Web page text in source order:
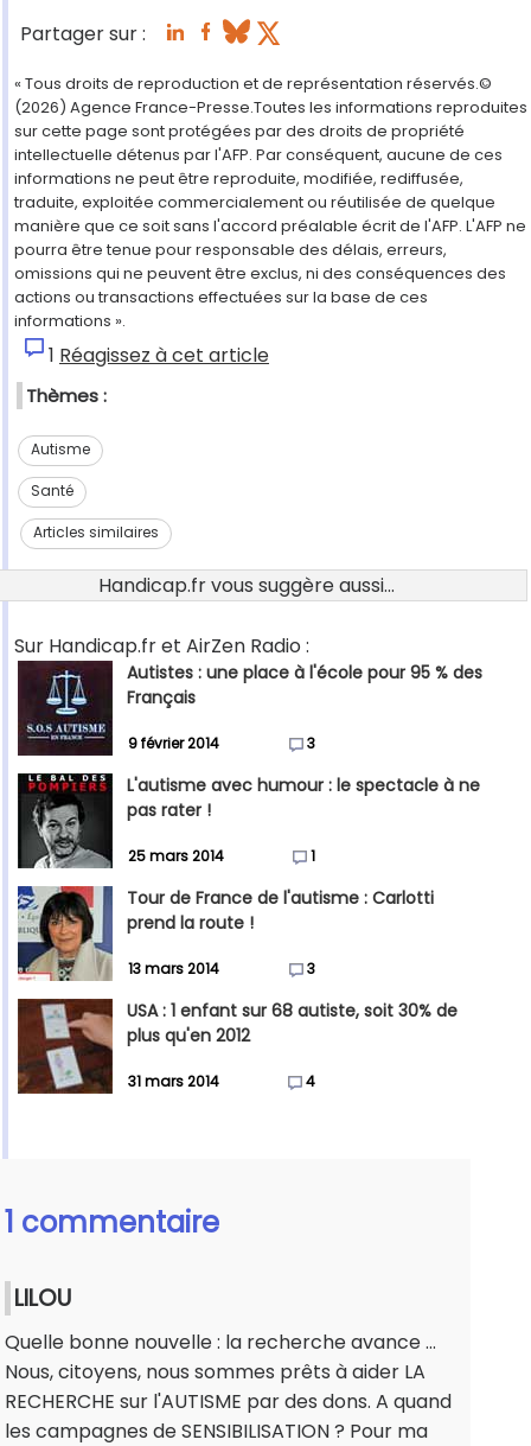
Partager sur :
« Tous droits de reproduction et de représentation réservés.©
(2026) Agence France-Presse.Toutes les informations reproduites
sur cette page sont protégées par des droits de propriété
intellectuelle détenus par l'AFP. Par conséquent, aucune de ces
informations ne peut être reproduite, modifiée, rediffusée,
traduite, exploitée commercialement ou réutilisée de quelque
manière que ce soit sans l'accord préalable écrit de l'AFP. L'AFP ne
pourra être tenue pour responsable des délais, erreurs,
omissions qui ne peuvent être exclus, ni des conséquences des
actions ou transactions effectuées sur la base de ces
informations ».
1 Réagissez à cet article
Thèmes :
Autisme
Santé
Articles similaires
Handicap.fr vous suggère aussi...
Sur Handicap.fr et AirZen Radio :
Autistes : une place à l'école pour 95 % des
Français
9 février 2014 3
L'autisme avec humour : le spectacle à ne
pas rater !
25 mars 2014 1
Tour de France de l'autisme : Carlotti
prend la route !
13 mars 2014 3
USA : 1 enfant sur 68 autiste, soit 30% de
plus qu'en 2012
31 mars 2014 4
1 commentaire
LILOU
Quelle bonne nouvelle : la recherche avance ...
Nous, citoyens, nous sommes prêts à aider LA
RECHERCHE sur l'AUTISME par des dons. A quand
les campagnes de SENSIBILISATION ? Pour ma